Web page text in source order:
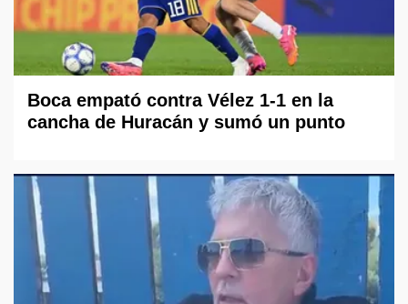
Boca empató contra Vélez 1-1 en la
cancha de Huracán y sumó un punto